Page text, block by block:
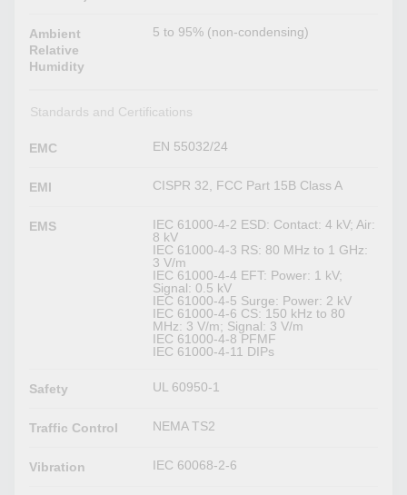
Ambient
Relative
Humidity
5 to 95% (non-condensing)
Standards and Certifications
EMC EN 55032/24
EMI CISPR 32, FCC Part 15B Class A
EMS
IEC 61000-4-2 ESD: Contact: 4 kV; Air:
8 kV
IEC 61000-4-3 RS: 80 MHz to 1 GHz:
3 V/m
IEC 61000-4-4 EFT: Power: 1 kV;
Signal: 0.5 kV
IEC 61000-4-5 Surge: Power: 2 kV
IEC 61000-4-6 CS: 150 kHz to 80
MHz: 3 V/m; Signal: 3 V/m
IEC 61000-4-8 PFMF
IEC 61000-4-11 DIPs
Safety UL 60950-1
Traffic Control NEMA TS2
Vibration IEC 60068-2-6